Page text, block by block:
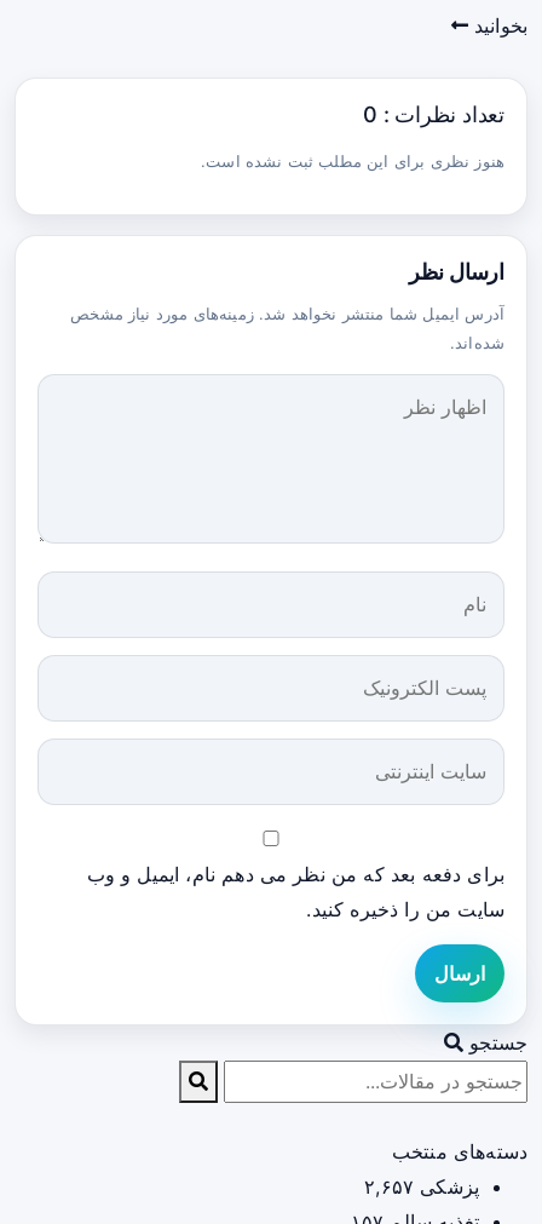
بخوانید
تعداد نظرات : 0
هنوز نظری برای این مطلب ثبت نشده است.
ارسال نظر
آدرس ایمیل شما منتشر نخواهد شد. زمینه‌های مورد نیاز مشخص
شده‌اند.
برای دفعه بعد که من نظر می دهم نام، ایمیل و وب
سایت من را ذخیره کنید.
ارسال
جستجو
دسته‌های منتخب
پزشکی ۲,۶۵۷